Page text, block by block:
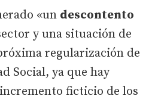
«un descontento
y una situación de
regularización de
Social, ya que hay
ficticio de los